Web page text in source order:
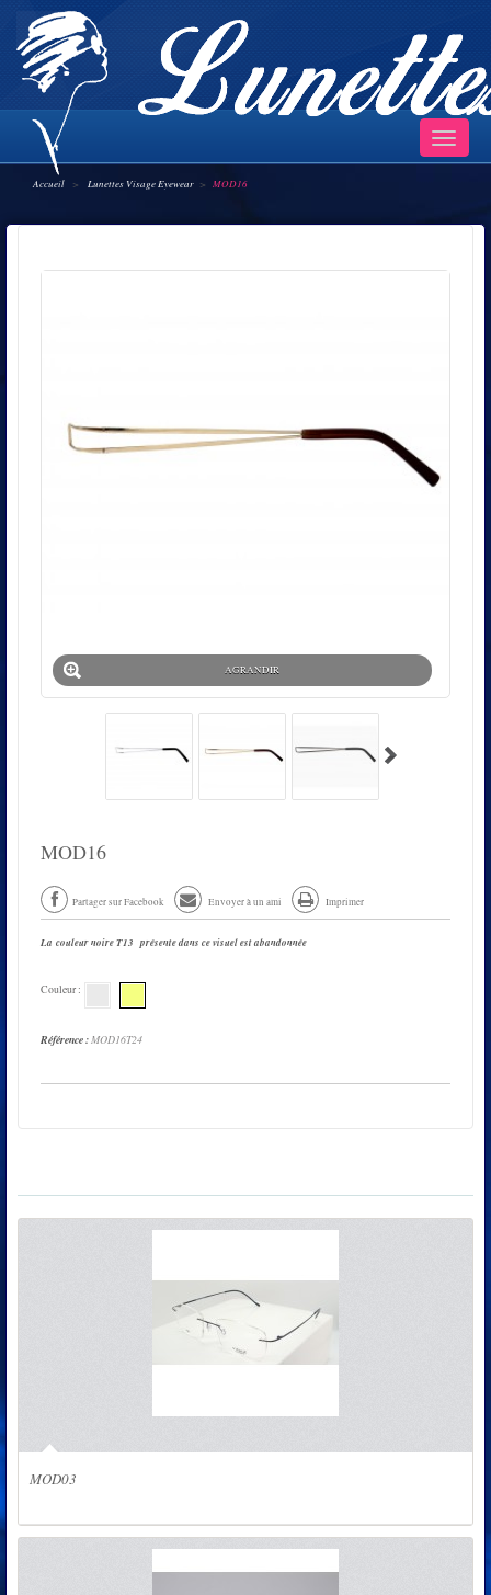
Navigation
bascule
Accueil > Lunettes Visage Eyewear > MOD16
AGRANDIR
MOD16
Partager sur Facebook Envoyer à un ami Imprimer
La couleur noire T13 présente dans ce visuel est abandonnée
Couleur :
Référence :MOD16T24
MOD03